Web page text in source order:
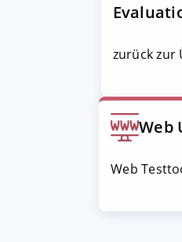
zurück zur
Web
Web